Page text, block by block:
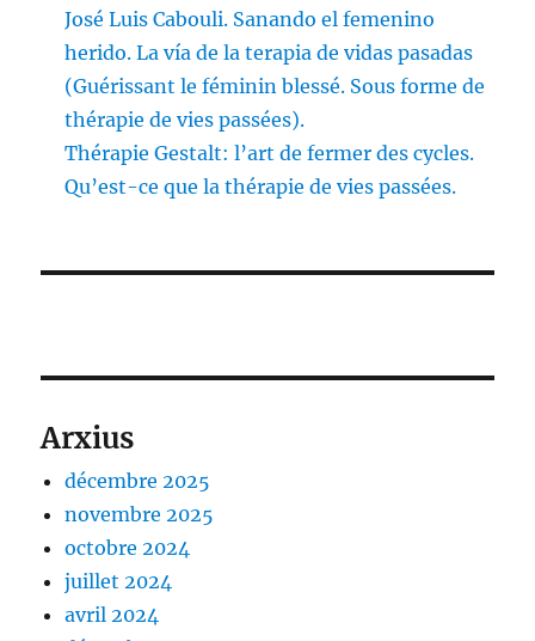
José Luis Cabouli. Sanando el femenino
herido. La vía de la terapia de vidas pasadas
(Guérissant le féminin blessé. Sous forme de
thérapie de vies passées).
Thérapie Gestalt: l’art de fermer des cycles.
Qu’est-ce que la thérapie de vies passées.
Arxius
décembre 2025
novembre 2025
octobre 2024
juillet 2024
avril 2024